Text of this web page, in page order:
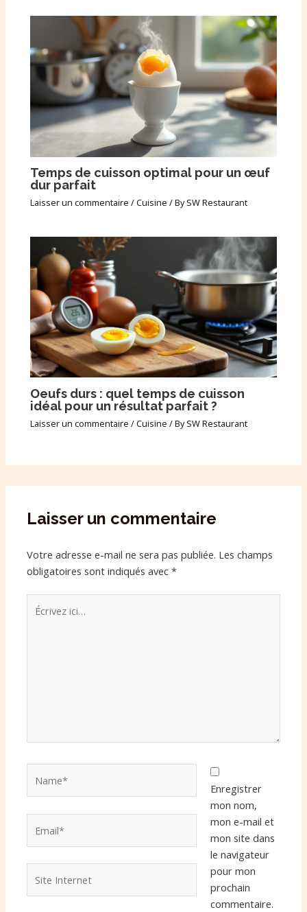
Temps de cuisson optimal pour un œuf
dur parfait
Laisser un commentaire /Cuisine / BySW Restaurant
Oeufs durs : quel temps de cuisson
idéal pour un résultat parfait ?
Laisser un commentaire /Cuisine / BySW Restaurant
Laisser un commentaire
Votre adresse e-mail ne sera pas publiée. Les champs
obligatoires sont indiqués avec*
ici…
Internet
Enregistrer
mon nom,
mon e-mail et
mon site dans
le navigateur
pour mon
prochain
commentaire.